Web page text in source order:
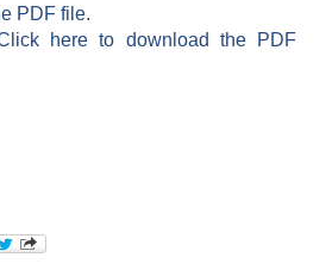
PDF file.
here to download the PDF